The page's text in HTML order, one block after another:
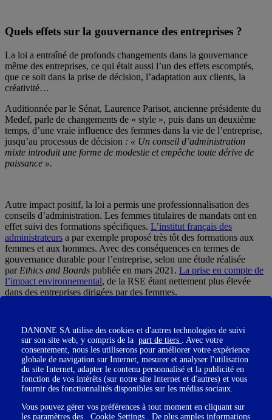
Quels effets sur la gouvernance des entreprises ?
La loi a entraîné de profonds changements dans la gouvernance
même des entreprises, ce qui était aussi l’un des effets escomptés,
que ce soit dans la prise de décision, l’adaptation aux clients, la
créativité…
Auditionnée par le Sénat, Laurence Parisot, ancienne présidente du
Medef, parle de changements de « style », puis dans un deuxième
temps, d’une vraie influence des femmes dans la vie de l’entreprise,
jusqu’au processus de décision : « Un conseil d’administration
mixte introduit une forme de modestie et empêche toute dérive de
puissance ».
Autre impact positif, la loi a permis une professionnalisation des
conseils d’administration. Les femmes titulaires de mandats ont en
effet suivi des formations spécifiques. L’institut français des
administrateurs a par exemple proposé très tôt des formations aux
femmes et aux hommes. Avec des conséquences en termes de
gouvernance durable pour l’entreprise, selon une étude réalisée
par Ethics and Boards publiée en mars 2021. La prise en compte de
l’impact environnemental, de la RSE étant nettement plus élevée
dans des entreprises dirigées par des femmes.
Les limites de la loi : le plafond de verre et les
directions opérationnelles, les autres entreprises
Malgré ses effets positifs, la loi montre ses limites en matière de
DANONE SA utilise des cookies et d'autres technologies de suivi
sur son site web, y compris de la part de tiers . Avec votre
consentement, nous les utiliserons pour améliorer votre expérience
globale de navigation sur Internet, mesurer et analyser l'utilisation
du site Internet, adapter le contenu personnalisé et la publicité en
fonction de vos intérêts (sur notre site Internet et d'autres) et vous
fournir des fonctionnalités disponibles sur les médias sociaux.
Vous pouvez gérer vos préférences à tout moment en cliquant sur
les paramètres des Cookie Settings . De plus amples informations